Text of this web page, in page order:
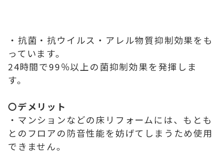
・抗菌・抗ウイルス・アレル物質抑制効果をも
っています。
24時間で99％以上の菌抑制効果を発揮しま
す。
〇デメリット
・マンションなどの床リフォームには、もとも
とのフロアの防音性能を妨げてしまうため使用
できません。